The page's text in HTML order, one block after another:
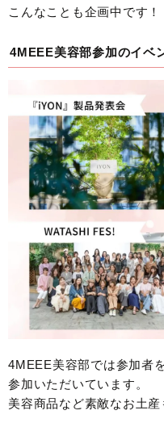
こんなことも企画中です！
4MEEE美容部参加のイベ
4MEEE美容部では参加者
参加いただいています。
美容商品など素敵なお土